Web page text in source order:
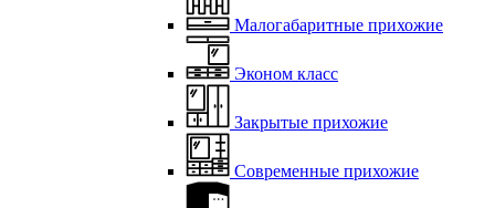
Малогабаритные прихожие
Эконом класс
Закрытые прихожие
Современные прихожие